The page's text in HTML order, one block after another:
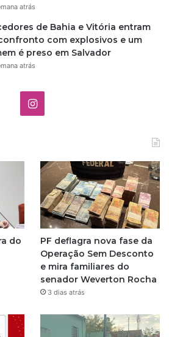
atrás
de Bahia e Vitória entram
com explosivos e um
é preso em Salvador
atrás
I
t
a
g
r
a
m
do
PF deflagra nova fase da
Operação Sem Desconto
e mira familiares do
senador Weverton Rocha
3 dias atrás